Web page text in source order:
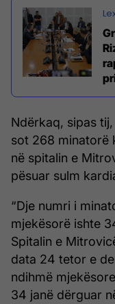
Ndërkaq, sipas
sot 268 minatorë
në spitalin e
pësuar sulm
“Dje numri i
mjekësorë ishte
Spitalin e
data 24 tetor e
ndihmë
34 janë dërguar